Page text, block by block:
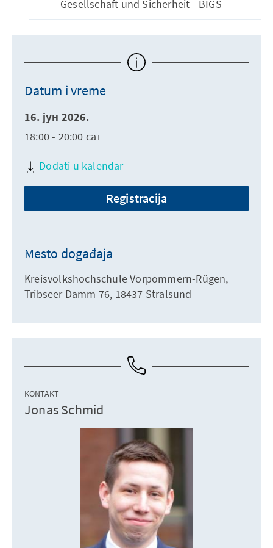
Gesellschaft und Sicherheit - BIGS
Datum i vreme
16. јун 2026.
18:00 - 20:00 сат
Dodati u kalendar
Registracija
Mesto događaja
Kreisvolkshochschule Vorpommern-Rügen,
Tribseer Damm 76, 18437 Stralsund
KONTAKT
Jonas Schmid